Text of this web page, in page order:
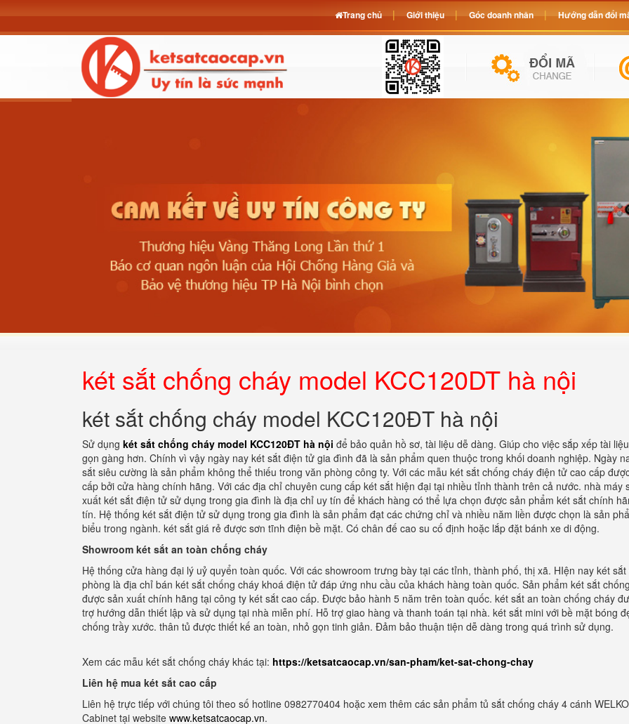
két sắt chống cháy model KCC120DT hà nội
két sắt chống cháy model KCC120ĐT hà nội
Sử dụng két sắt chống cháy model KCC120ĐT hà nội để bảo quản hồ sơ, tài liệu dễ dàng. Giúp cho việc sắp xếp tài
gọn gàng hơn. Chính vì vậy ngày nay két sắt điện tử gia đình đã là sản phẩm quen thuộc trong khối doanh nghiệp. Ngày
sắt siêu cường là sản phẩm không thể thiếu trong văn phòng công ty. Với các mẫu két sắt chống cháy điện tử cao cấp
cấp bởi cửa hàng chính hãng. Với các địa chỉ chuyên cung cấp két sắt hiện đại tại nhiều tỉnh thành trên cả nước. nhà máy
xuất két sắt điện tử sử dụng trong gia đình là địa chỉ uy tín để khách hàng có thể lựa chọn được sản phẩm két sắt chính
tín. Hệ thống két sắt điện tử sử dụng trong gia đình là sản phẩm đạt các chứng chỉ và nhiều năm liền được chọn là sản
biểu trong ngành. két sắt giá rẻ được sơn tĩnh điện bề mặt. Có chân đế cao su cố định hoặc lắp đặt bánh xe di động.
Showroom két sắt an toàn chống cháy
Hệ thống cửa hàng đại lý uỷ quyển toàn quốc. Với các showroom trưng bày tại các tỉnh, thành phố, thị xã. HIện nay két sắt
phòng là địa chỉ bán két sắt chống cháy khoá điện tử đáp ứng nhu cầu của khách hàng toàn quốc. Sản phẩm két sắt
được sản xuất chính hãng tại công ty két sắt cao cấp. Được bảo hành 5 năm trên toàn quốc. két sắt an toàn chống cháy
trợ hướng dẫn thiết lập và sử dụng tại nhà miễn phí. Hỗ trợ giao hàng và thanh toán tại nhà. két sắt mini với bề mặt bóng
chống trầy xước. thân tủ được thiết kế an toàn, nhỏ gọn tinh giản. Đảm bảo thuận tiện dễ dàng trong quá trình sử dụng.
Xem các mẫu két sắt chống cháy khác tại: https://ketsatcaocap.vn/san-pham/ket-sat-chong-chay
Liên hệ mua két sắt cao cấp
Liên hệ trực tiếp với chúng tôi theo số hotline 0982770404 hoặc xem thêm các sản phẩm tủ sắt chống cháy 4 cánh
Cabinet tại website www.ketsatcaocap.vn.
Trang chủ Giới thiệu Góc doanh nhân Hướng dẫn đổi